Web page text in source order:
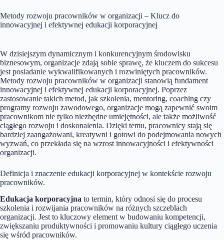
Metody rozwoju pracowników w organizacji – Klucz do
innowacyjnej i efektywnej edukacji korporacyjnej
W dzisiejszym dynamicznym i konkurencyjnym środowisku
biznesowym, organizacje zdają sobie sprawę, że kluczem do sukcesu
jest posiadanie wykwalifikowanych i rozwiniętych pracowników.
Metody rozwoju pracowników w organizacji stanowią fundament
innowacyjnej i efektywnej edukacji korporacyjnej. Poprzez
zastosowanie takich metod, jak szkolenia, mentoring, coaching czy
programy rozwoju zawodowego, organizacje mogą zapewnić swoim
pracownikom nie tylko niezbędne umiejętności, ale także możliwość
ciągłego rozwoju i doskonalenia. Dzięki temu, pracownicy stają się
bardziej zaangażowani, kreatywni i gotowi do podejmowania nowych
wyzwań, co przekłada się na wzrost innowacyjności i efektywności
organizacji.
Definicja i znaczenie edukacji korporacyjnej w kontekście rozwoju
pracowników.
Edukacja korporacyjna to termin, który odnosi się do procesu
szkolenia i rozwijania pracowników na różnych szczeblach
organizacji. Jest to kluczowy element w budowaniu kompetencji,
zwiększaniu produktywności i promowaniu kultury ciągłego uczenia
się wśród pracowników.